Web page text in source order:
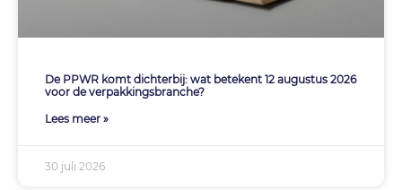
De PPWR komt dichterbij: wat betekent 12 augustus 2026
voor de verpakkingsbranche?
Lees meer »
30 juli 2026